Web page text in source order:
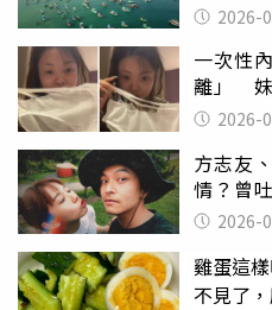
2026-
一次性
離」 妹
看光2026-
方志友
情？曾
2026-
雞蛋這
不見了